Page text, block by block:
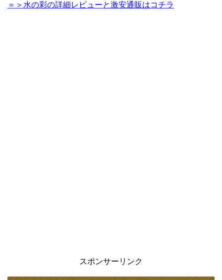
＝＞水の彩の詳細レビューと激安通販はコチラ
スポンサーリンク